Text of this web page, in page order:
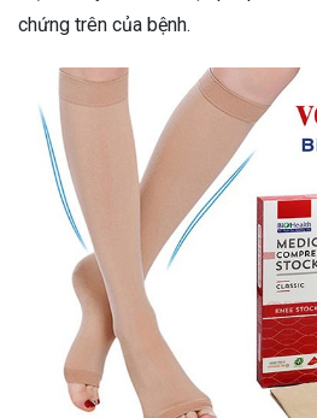
chứng trên của bệnh.